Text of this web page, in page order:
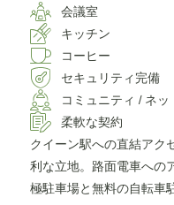
会議室
キッチン
コーヒー
セキュリティ完備
コミュニティ / ネ
柔軟な契約
クイーン駅への直結アク
利な立地。路面電車への
極駐車場と無料の自転車